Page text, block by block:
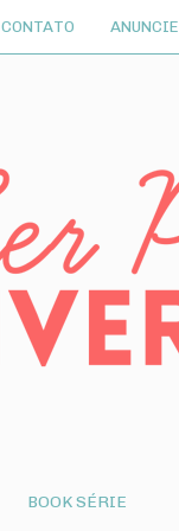
CONTATO ANUNCIE
BOOK SÉRIE